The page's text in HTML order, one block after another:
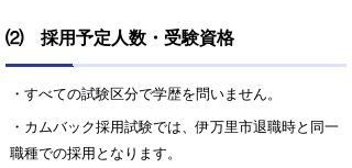
⑵ 採用予定人数・受験資格
・すべての試験区分で学歴を問いません。
・カムバック採用試験では、伊万里市退職時と同一
職種での採用となります。